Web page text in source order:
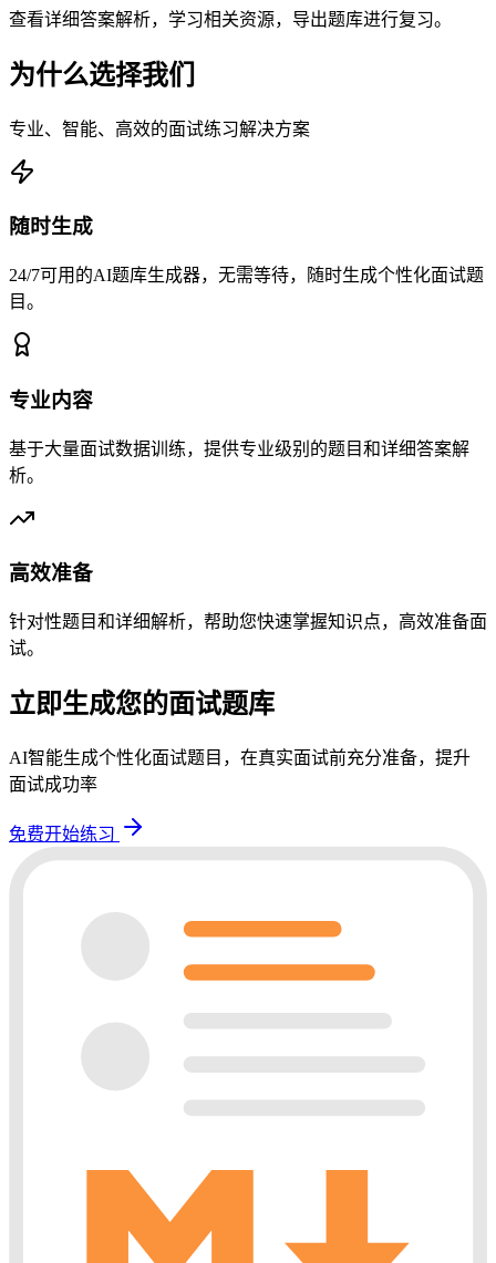
查看详细答案解析，学习相关资源，导出题库进行复习。
为什么选择我们
专业、智能、高效的面试练习解决方案
随时生成
24/7可用的AI题库生成器，无需等待，随时生成个性化面试题
目。
专业内容
基于大量面试数据训练，提供专业级别的题目和详细答案解
析。
高效准备
针对性题目和详细解析，帮助您快速掌握知识点，高效准备面
试。
立即生成您的面试题库
AI智能生成个性化面试题目，在真实面试前充分准备，提升
面试成功率
免费开始练习